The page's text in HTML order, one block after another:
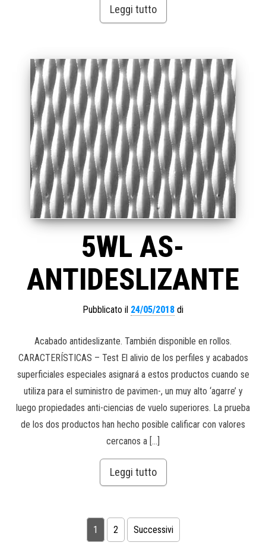
Leggi tutto
5WL AS-
ANTIDESLIZANTE
Pubblicato il 24/05/2018 di
Acabado antideslizante. También disponible en rollos.
CARACTERÍSTICAS – Test El alivio de los perfiles y acabados
superficiales especiales asignará a estos productos cuando se
utiliza para el suministro de pavimen-, un muy alto ‘agarre’ y
luego propiedades anti-ciencias de vuelo superiores. La prueba
de los dos productos han hecho posible calificar con valores
cercanos a […]
Leggi tutto
Paginazione degli articoli
1 2 Successivi